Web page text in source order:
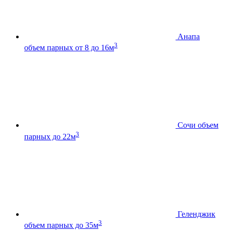
Анапа
объем парных от 8 до 16м3
Сочи объем
парных до 22м3
Геленджик
объем парных до 35м3